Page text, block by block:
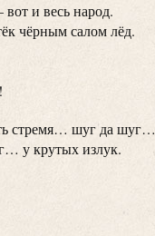
и весь народ.
чёрным салом лёд.
стремя… шуг да шуг…
у крутых излук.